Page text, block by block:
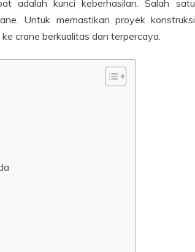
adalah kunci keberhasilan. Salah satu
Untuk memastikan proyek konstruksi
crane berkualitas dan terpercaya.